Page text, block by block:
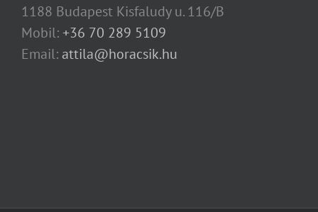
1188 Budapest Kisfaludy u. 116/B
Mobil:+36 70 289 5109
Email: attila@horacsik.hu